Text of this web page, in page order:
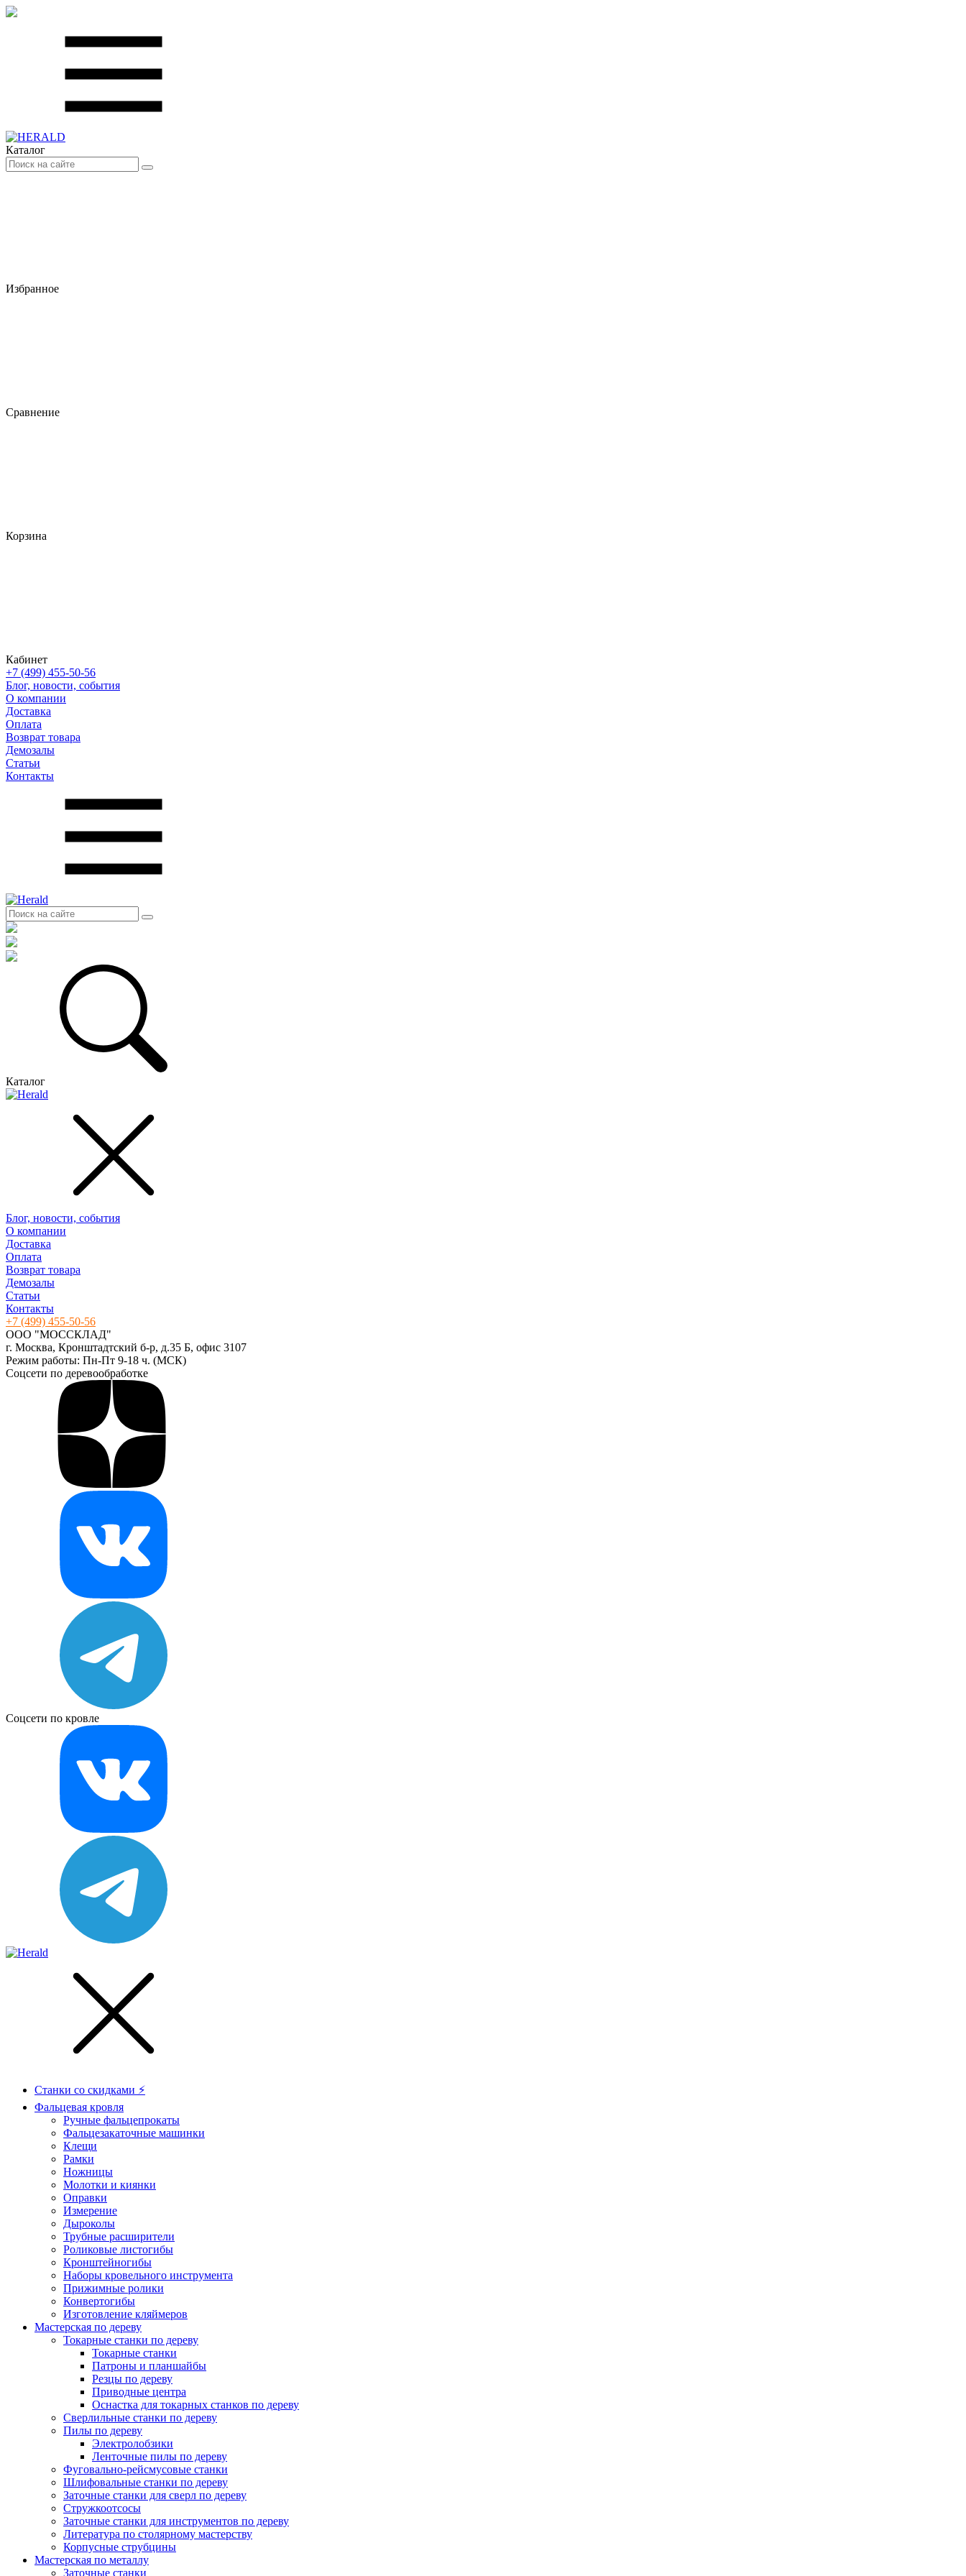
Каталог
Избранное
Сравнение
Корзина
Кабинет
+7 (499) 455-50-56
Блог, новости, события
О компании
Доставка
Оплата
Возврат товара
Демозалы
Статьи
Контакты
Каталог
Блог, новости, события
О компании
Доставка
Оплата
Возврат товара
Демозалы
Статьи
Контакты
+7 (499) 455-50-56
ООО "МОССКЛАД"
г. Москва, Кронштадтский б-р, д.35 Б, офис 3107
Режим работы: Пн-Пт 9-18 ч. (МСК)
Соцсети по деревообработке
Соцсети по кровле
Станки со скидками ⚡
Фальцевая кровля
Ручные фальцепрокаты
Фальцезакаточные машинки
Клещи
Рамки
Ножницы
Молотки и киянки
Оправки
Измерение
Дыроколы
Трубные расширители
Роликовые листогибы
Кронштейногибы
Наборы кровельного инструмента
Прижимные ролики
Конвертогибы
Изготовление кляймеров
Мастерская по дереву
Токарные станки по дереву
Токарные станки
Патроны и планшайбы
Резцы по дереву
Приводные центра
Оснастка для токарных станков по дереву
Сверлильные станки по дереву
Пилы по дереву
Электролобзики
Ленточные пилы по дереву
Фуговально-рейсмусовые станки
Шлифовальные станки по дереву
Заточные станки для сверл по дереву
Стружкоотсосы
Заточные станки для инструментов по дереву
Литература по столярному мастерству
Корпусные струбцины
Мастерская по металлу
Заточные станки